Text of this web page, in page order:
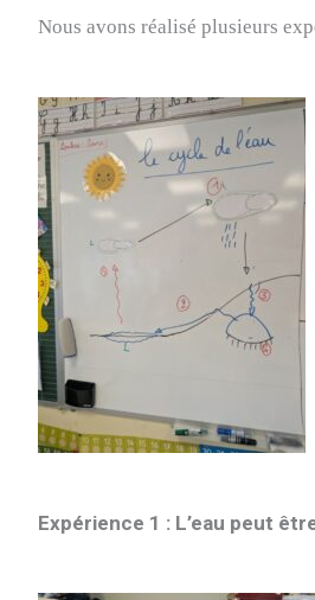
Nous avons réalisé plusieurs
Expérience 1 : L’eau peut